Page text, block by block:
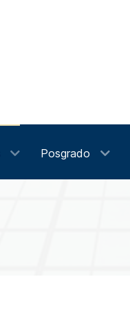
Posgrado